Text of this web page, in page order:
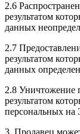
2.6
результатом
данных
2.7
результатом
данных
2.8 Уничтожение
результатом
персональных